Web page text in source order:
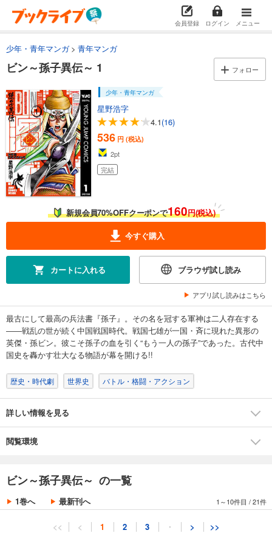
会員登録 ログイン メニュー
少年・青年マンガ 青年マンガ
ビン～孫子異伝～ 1 フォロー
少年・青年マンガ
星野浩字
4.1(16)
536 円 (税込)
2pt
完結
新規会員70%OFFクーポンで160円(税込)
今すぐ購入
カートに入れる ブラウザ試し読み
アプリ試し読みはこちら
最古にして最高の兵法書『孫子』。その名を冠する軍神は二人存在する
――戦乱の世が続く中国戦国時代。戦国七雄が一国・斉に現れた異形の
英傑・孫ビン。彼こそ孫子の血を引く“もう一人の孫子”であった。古代中
国史を轟かす壮大なる物語が幕を開ける!!
歴史・時代劇 世界史 バトル・格闘・アクション
詳しい情報を見る
閲覧環境
ビン～孫子異伝～ の一覧
1巻へ 最新刊へ 1～10件目 /21件
<< < 1 2 3 ・ > >>